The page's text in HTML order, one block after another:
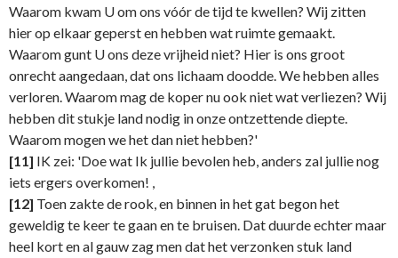
Waarom kwam U om ons vóór de tijd te kwellen? Wij zitten
hier op elkaar geperst en hebben wat ruimte gemaakt.
Waarom gunt U ons deze vrijheid niet? Hier is ons groot
onrecht aangedaan, dat ons lichaam doodde. We hebben alles
verloren. Waarom mag de koper nu ook niet wat verliezen? Wij
hebben dit stukje land nodig in onze ontzettende diepte.
Waarom mogen we het dan niet hebben?'
[11] IK zei: 'Doe wat Ik jullie bevolen heb, anders zal jullie nog
iets ergers overkomen! ,
[12] Toen zakte de rook, en binnen in het gat begon het
geweldig te keer te gaan en te bruisen. Dat duurde echter maar
heel kort en al gauw zag men dat het verzonken stuk land